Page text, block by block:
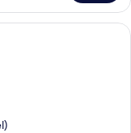
sovrum med en